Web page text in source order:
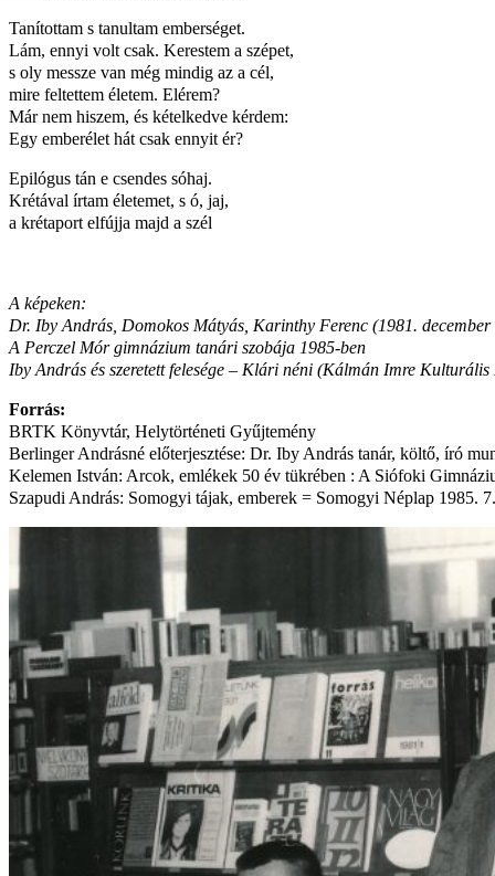
Tanítottam s tanultam emberséget.
Lám, ennyi volt csak. Kerestem a szépet,
s oly messze van még mindig az a cél,
mire feltettem életem. Elérem?
Már nem hiszem, és kételkedve kérdem:
Egy emberélet hát csak ennyit ér?
Epilógus tán e csendes sóhaj.
Krétával írtam életemet, s ó, jaj,
a krétaport elfújja majd a szél
A képeken:
Dr. Iby András, Domokos Mátyás, Karinthy Ferenc (1981.
A Perczel Mór gimnázium tanári szobája 1985-ben
Iby András és szeretett felesége – Klári néni (Kálmán Imre Kulturális
Forrás:
BRTK Könyvtár, Helytörténeti Gyűjtemény
Berlinger Andrásné előterjesztése: Dr. Iby András tanár, költő, író
Kelemen István: Arcok, emlékek 50 év tükrében : A Siófoki
Szapudi András: Somogyi tájak, emberek = Somogyi Néplap 1985. 7.